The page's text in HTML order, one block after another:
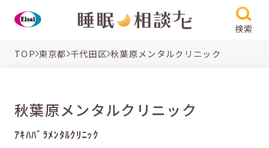
検索
TOP 東京都 千代田区 秋葉原メンタルクリニック
秋葉原メンタルクリニック
ｱｷﾊﾊﾞﾗﾒﾝﾀﾙｸﾘﾆｯｸ